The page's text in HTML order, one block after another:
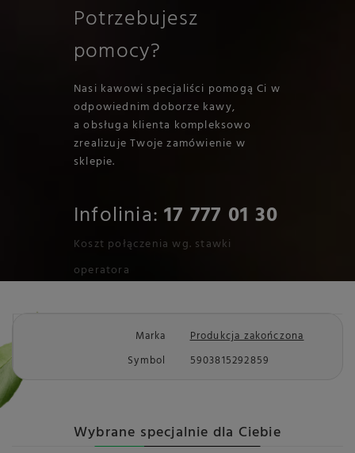
Potrzebujesz
pomocy?
Nasi kawowi specjaliści pomogą Ci w
odpowiednim doborze kawy,
a obsługa klienta kompleksowo
zrealizuje Twoje zamówienie w
sklepie.
Infolinia:17 777 01 30
Koszt połączenia wg. stawki
operatora
Marka
Produkcja zakończona
Symbol
5903815292859
Wybrane specjalnie dla Ciebie